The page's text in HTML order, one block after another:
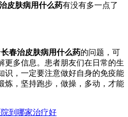
皮肤病用什么药有没有多一点了
长春治皮肤病用什么药的问题，可
更多信息。患者朋友们在日常的生
识，一定要注意做好自身的免疫能
炼，坚持跑步，做操，多动，才能
到哪家治疗好